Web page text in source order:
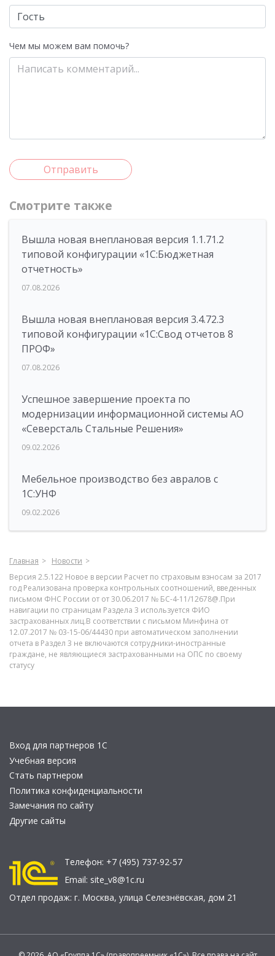
Чем мы можем вам помочь?
Отправить
Смотрите также
Вышла новая внеплановая версия 1.1.71.2
типовой конфигурации «1C:Бюджетная
отчетность»
07.08.2026
Вышла новая внеплановая версия 3.4.72.3
типовой конфигурации «1C:Свод отчетов 8
ПРОФ»
07.08.2026
Успешное завершение проекта по
модернизации информационной системы АО
«Северсталь Стальные Решения»
09.02.2026
Мебельное производство без авралов с
1С:УНФ
09.02.2026
Главная
Новости
Версия 2.5.122 Новое в версии Расчет по страховым взносам за 2017
год Реализована проверка контрольных соотношений, введенных
письмом ФНС России от от 30.06.2017 № БС-4-11/12678@.При
навигации по страницам Раздела 3 используется ФИО
застрахованных лиц.В соответствии с письмом Минфина от
12.07.2017 № 03-15-06/44430 при автоматическом заполнении
отчета в Раздел 3 не включаются сотрудники-иностранные
граждане, не являющиеся застрахованными на ОПС по своему
статусу
Вход для партнеров 1С
Учебная версия
Стать партнером
Политика конфиденциальности
Замечания по сайту
Другие сайты
Телефон: +7 (495) 737-92-57
Email: site_v8@1c.ru
Отдел продаж: г. Москва, улица Селезнёвская, дом 21